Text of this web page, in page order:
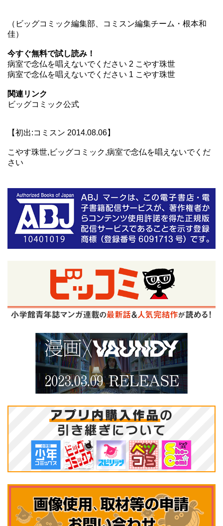
（ビッグコミック編集部、コミスン編集チーム・根本和
佳）
今すぐ無料で試し読み！
病室で念仏を唱えないでください 2 こやす珠世
病室で念仏を唱えないでください 1 こやす珠世
関連リンク
ビッグコミック公式
【初出:コミスン 2014.08.06】
こやす珠世,ビッグコミック,病室で念仏を唱えないでくだ
さい